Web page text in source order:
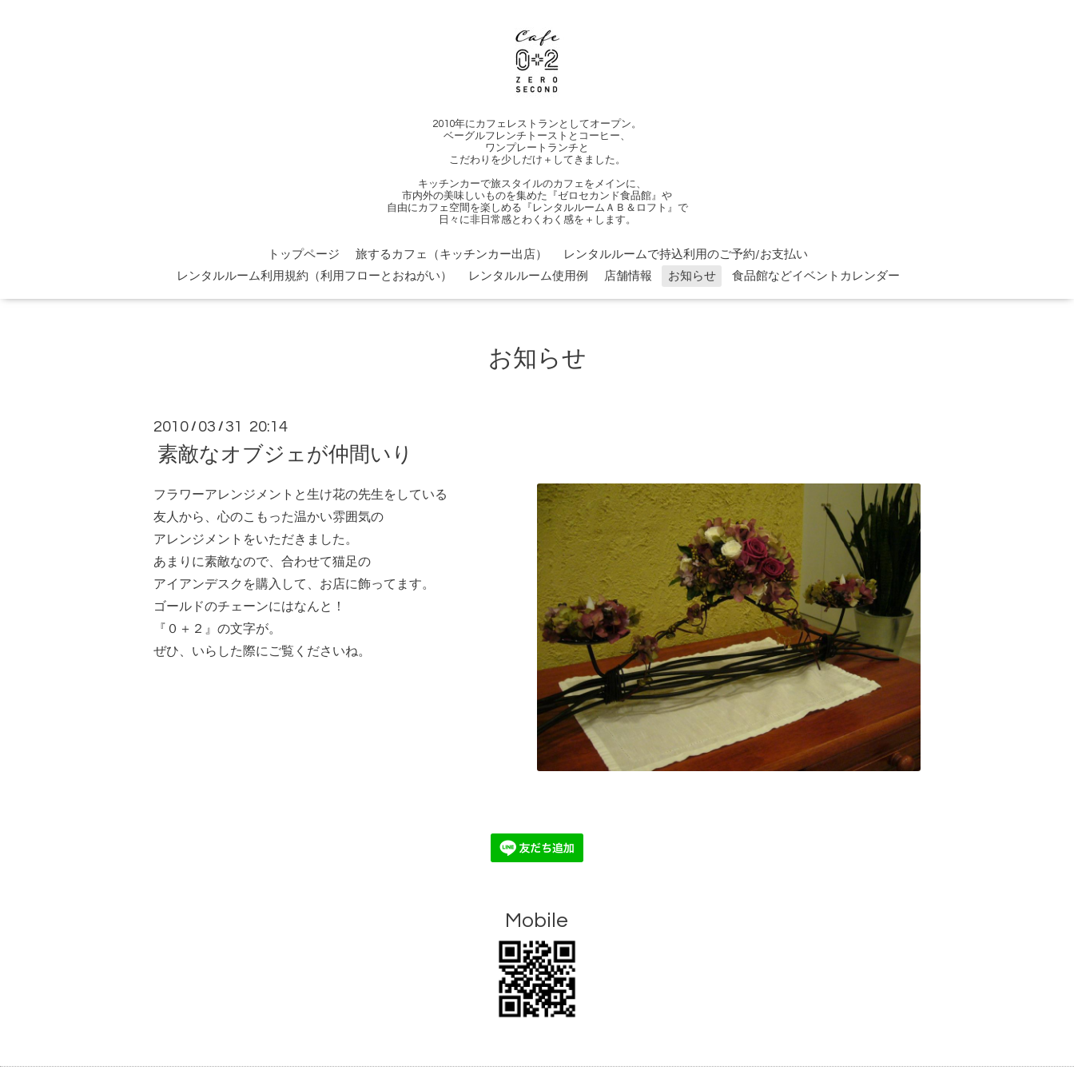
2010年にカフェレストランとしてオープン。
ベーグルフレンチトーストとコーヒー、
ワンプレートランチと
こだわりを少しだけ＋してきました。
キッチンカーで旅スタイルのカフェをメインに、
市内外の美味しいものを集めた『ゼロセカンド食品館』や
自由にカフェ空間を楽しめる『レンタルルームＡＢ＆ロフト』で
日々に非日常感とわくわく感を＋します。
トップページ 旅するカフェ（キッチンカー出店）
レンタルルームで持込利用のご予約/お支払い
レンタルルーム利用規約（利用フローとおねがい）
レンタルルーム使用例 店舗情報 お知らせ 食品館などイベントカレンダー
お知らせ
2010 / 03 /31 20:14
素敵なオブジェが仲間いり
フラワーアレンジメントと生け花の先生をしている
友人から、心のこもった温かい雰囲気の
アレンジメントをいただきました。
あまりに素敵なので、合わせて猫足の
アイアンデスクを購入して、お店に飾ってます。
ゴールドのチェーンにはなんと！
『０＋２』の文字が。
ぜひ、いらした際にご覧くださいね。
Mobile